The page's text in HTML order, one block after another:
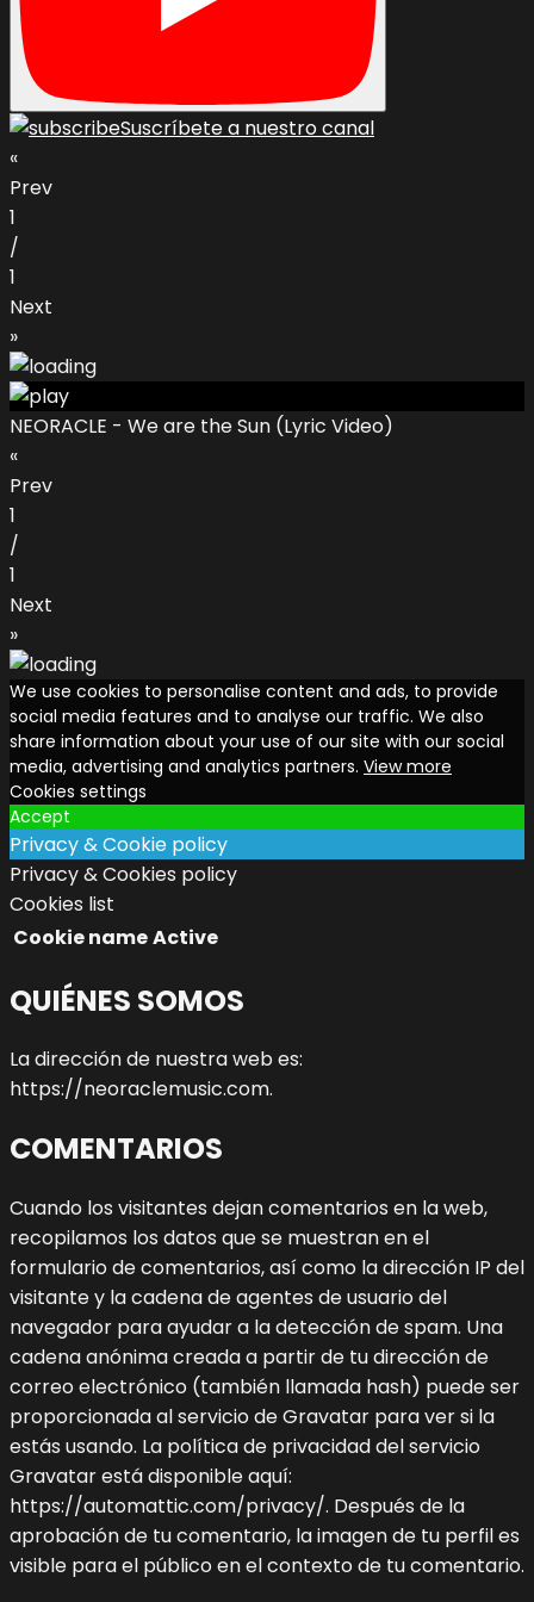
Suscríbete a nuestro canal
«
Prev
1
/
1
Next
»
NEORACLE - We are the Sun (Lyric Video)
«
Prev
1
/
1
Next
»
We use cookies to personalise content and ads, to provide
social media features and to analyse our traffic. We also
share information about your use of our site with our social
media, advertising and analytics partners. View more
Cookies settings
Accept
Privacy & Cookie policy
Privacy & Cookies policy
Cookies list
Cookie nameActive
QUIÉNES SOMOS
La dirección de nuestra web es:
https://neoraclemusic.com.
COMENTARIOS
Cuando los visitantes dejan comentarios en la web,
recopilamos los datos que se muestran en el
formulario de comentarios, así como la dirección IP del
visitante y la cadena de agentes de usuario del
navegador para ayudar a la detección de spam. Una
cadena anónima creada a partir de tu dirección de
correo electrónico (también llamada hash) puede ser
proporcionada al servicio de Gravatar para ver si la
estás usando. La política de privacidad del servicio
Gravatar está disponible aquí:
https://automattic.com/privacy/. Después de la
aprobación de tu comentario, la imagen de tu perfil es
visible para el público en el contexto de tu comentario.